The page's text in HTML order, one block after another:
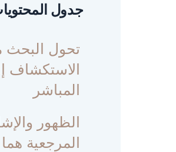
جدول
تحول البحث
الاستكشاف
المباشر
الظهور
المرجعية